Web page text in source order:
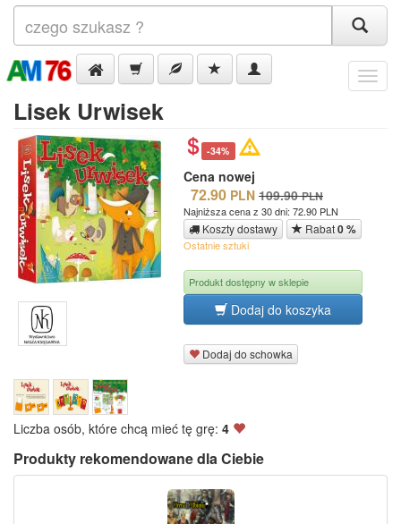
Menu
Lisek Urwisek
-34%
Cena nowej
72.90 PLN 109.90 PLN
Najniższa cena z 30 dni: 72.90 PLN
Koszty dostawy Rabat0 %
Ostatnie sztuki
Produkt dostępny w sklepie
Dodaj do koszyka
Dodaj do schowka
Liczba osób, które chcą mieć tę grę: 4
Produkty rekomendowane dla Ciebie